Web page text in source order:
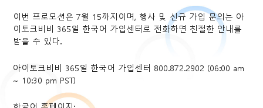
이번 프로모션은 7월 15까지이며, 행사 및 신규 가입 문의는 아
이토크비비 365일 한국어 가입센터로 전화하면 친절한 안내를
받을 수 있다.
아이토크비비 365일 한국어 가입센터 800.872.2902 (06:00 am
~ 10:30 pm PST)